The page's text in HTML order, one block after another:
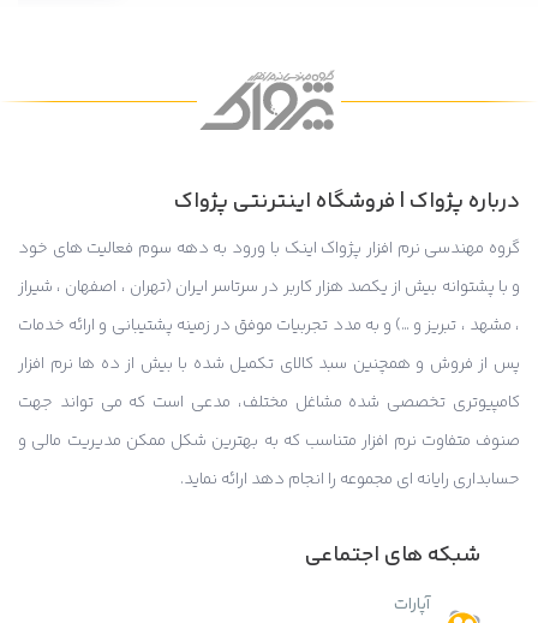
درباره پژواک | فروشگاه اینترنتی پژواک
گروه مهندسی نرم افزار پژواک اینک با ورود به دهه سوم فعالیت های خود
و با پشتوانه بیش از یکصد هزار کاربر در سرتاسر ایران (تهران ، اصفهان ، شیراز
، مشهد ، تبریز و …) و به مدد تجربیات موفق در زمینه پشتیبانی و ارائه خدمات
پس از فروش و همچنین سبد کالای تکمیل شده با بیش از ده ها نرم افزار
کامپیوتری تخصصی شده مشاغل مختلف، مدعی است که می تواند جهت
صنوف متفاوت نرم افزار متناسب که به بهترین شکل ممکن مدیریت مالی و
حسابداری رایانه ای مجموعه را انجام دهد ارائه نماید.
شبکه های اجتماعی
آپارات